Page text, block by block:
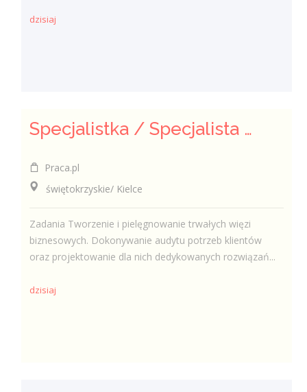
dzisiaj
Specjalistka / Specjalista ds. Sprzedaży ubezpieczeń
Praca.pl
świętokrzyskie/ Kielce
Zadania Tworzenie i pielęgnowanie trwałych więzi
biznesowych. Dokonywanie audytu potrzeb klientów
oraz projektowanie dla nich dedykowanych rozwiązań...
dzisiaj